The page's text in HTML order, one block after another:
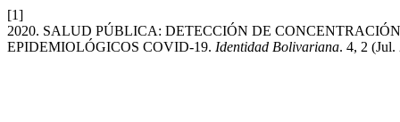
[1]
2020. SALUD PÚBLICA: DETECCIÓN DE
EPIDEMIOLÓGICOS COVID-19. Identidad Bolivariana. 4, 2